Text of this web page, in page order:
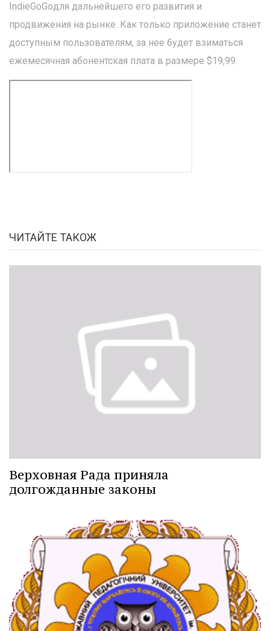
IndieGoGoдля дальнейшего его развития и
продвижения на рынке. Как только приложение станет
доступным пользователям, за нее будет взиматься
ежемесячная абонентская плата в размере $19,99.
ЧИТАЙТЕ ТАКОЖ
Верховная Рада приняла
долгожданные законы